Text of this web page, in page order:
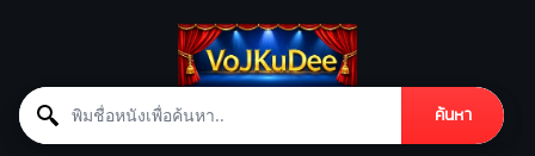
Search for:
ค้นหา